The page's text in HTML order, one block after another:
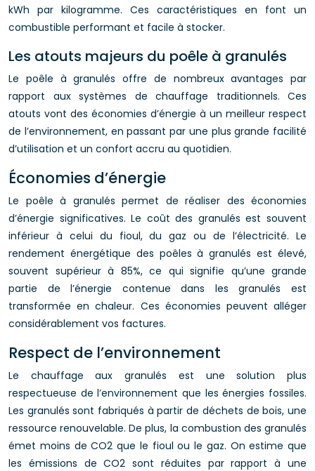
kWh par kilogramme. Ces caractéristiques en font un
combustible performant et facile à stocker.
Les atouts majeurs du poêle à granulés
Le poêle à granulés offre de nombreux avantages par
rapport aux systèmes de chauffage traditionnels. Ces
atouts vont des économies d’énergie à un meilleur respect
de l’environnement, en passant par une plus grande facilité
d’utilisation et un confort accru au quotidien.
Économies d’énergie
Le poêle à granulés permet de réaliser des économies
d’énergie significatives. Le coût des granulés est souvent
inférieur à celui du fioul, du gaz ou de l’électricité. Le
rendement énergétique des poêles à granulés est élevé,
souvent supérieur à 85%, ce qui signifie qu’une grande
partie de l’énergie contenue dans les granulés est
transformée en chaleur. Ces économies peuvent alléger
considérablement vos factures.
Respect de l’environnement
Le chauffage aux granulés est une solution plus
respectueuse de l’environnement que les énergies fossiles.
Les granulés sont fabriqués à partir de déchets de bois, une
ressource renouvelable. De plus, la combustion des granulés
émet moins de CO2 que le fioul ou le gaz. On estime que
les émissions de CO2 sont réduites par rapport à une